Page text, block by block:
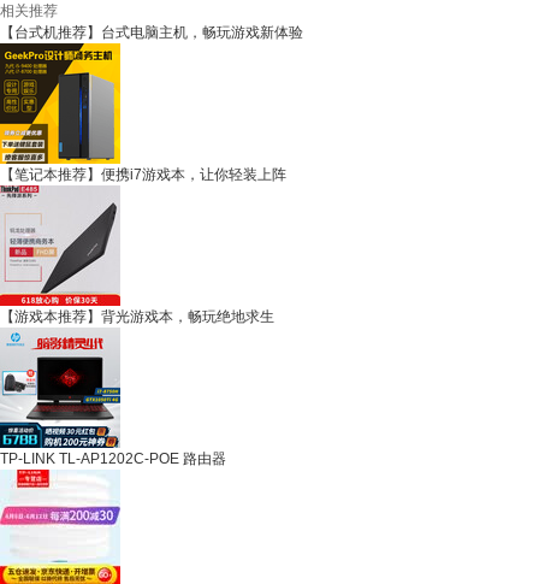
相关推荐
【台式机推荐】台式电脑主机，畅玩游戏新体验
【笔记本推荐】便携i7游戏本，让你轻装上阵
【游戏本推荐】背光游戏本，畅玩绝地求生
TP-LINK TL-AP1202C-POE 路由器